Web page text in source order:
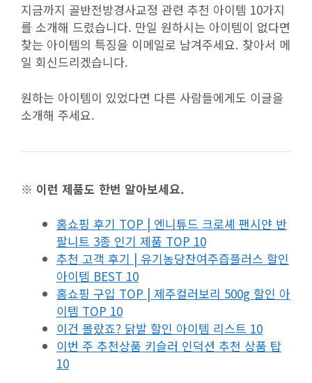
지금까지 골반전방경사교정 관련 추천 아이템 10가지
를 소개해 드렸습니다. 만일 원하시는 아이템이 없다면
찾는 아이템의 특징을 이메일로 남겨주세요. 찾아서 메
일 회신드리겠습니다.
원하는 아이템이 있었다면 다른 사람들에게도 이글을
소개해 주세요.
※ 이런 제품도 한번 알아보세요.
홈쇼핑 후기 TOP | 엔니튜드 크로셰 팬시얀 반
팔니트 3종 인기 제품 TOP 10
추천 고객 후기 | 유기농당찬여주즙플러스 할인
아이템 BEST 10
홈쇼핑 구입 TOP | 제주컬러보리 500g 할인 아
이템 TOP 10
이건 몰랐죠? 닭발 할인 아이템 리스트 10
이번 주 추천상품 키슬러 인덕션 추천 상품 탑
10